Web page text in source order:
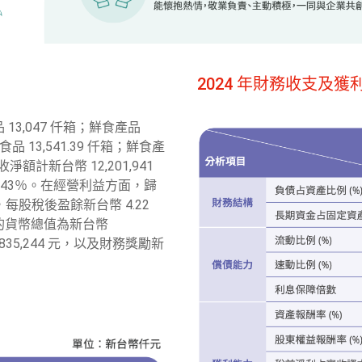
13,047 仟箱；鮮食產品
品 13,541.39 仟箱；鮮食產
淨額計新台幣 12,201,941
％。在經營利益方面，歸
股稅後盈餘新台幣 4.22
貨幣總值為新台幣
元，以及財務獎勵新
2024 年財務收支及獲